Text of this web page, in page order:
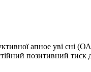
апное уві сні
позитивний